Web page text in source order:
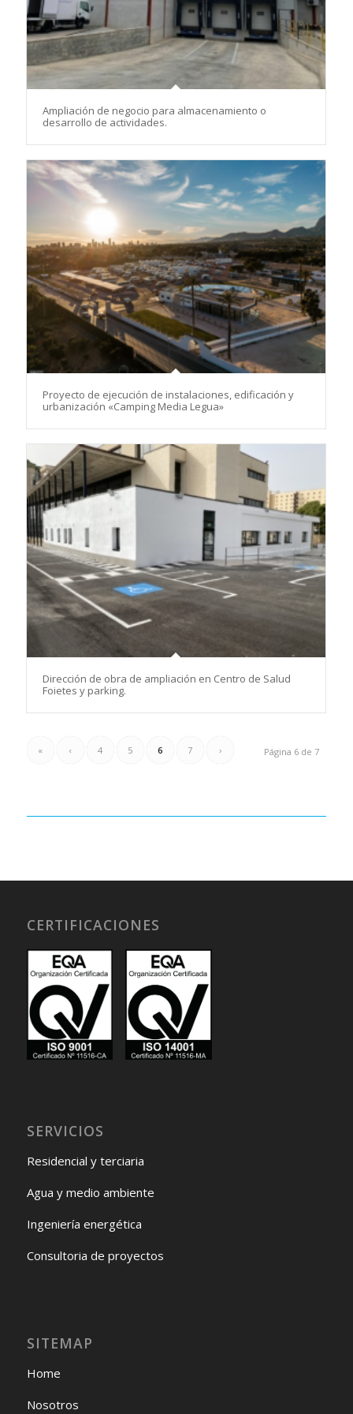
Ampliación de negocio para almacenamiento o
desarrollo de actividades.
Proyecto de ejecución de instalaciones, edificación y
urbanización «Camping Media Legua»
Dirección de obra de ampliación en Centro de Salud
Foietes y parking.
Página 6 de 7
« ‹ 4 5 6 7 ›
CERTIFICACIONES
SERVICIOS
Residencial y terciaria
Agua y medio ambiente
Ingeniería energética
Consultoria de proyectos
SITEMAP
Home
Nosotros